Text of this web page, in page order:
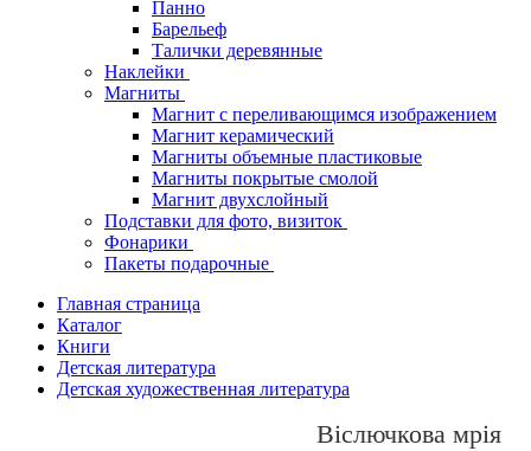
Панно
Барельеф
Талички деревянные
Наклейки
Магниты
Магнит с переливающимся изображением
Магнит керамический
Магниты объемные пластиковые
Магниты покрытые смолой
Магнит двухслойный
Подставки для фото, визиток
Фонарики
Пакеты подарочные
Главная страница
Каталог
Книги
Детская литература
Детская художественная литература
Віслючкова мрія